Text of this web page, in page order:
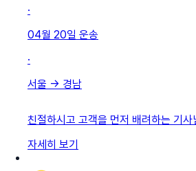
·
04월 20일 운송
·
서울 → 경남
친절하시고 고객을 먼저 배려하는 기
자세히 보기